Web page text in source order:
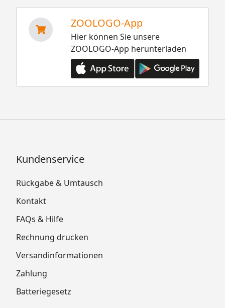
ZOOLOGO-App
Hier können Sie unsere
ZOOLOGO-App herunterladen
Kundenservice
Rückgabe & Umtausch
Kontakt
FAQs & Hilfe
Rechnung drucken
Versandinformationen
Zahlung
Batteriegesetz